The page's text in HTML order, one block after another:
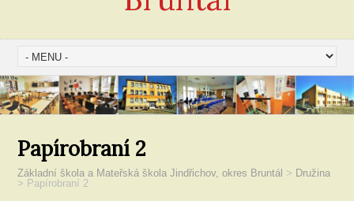
Papírobraní 2
Základní škola a Mateřská škola Jindřichov, okres Bruntál > Družina
> Papírobraní 2